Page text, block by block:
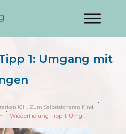
1: Umgang mit
ICH, Zum Selbstsicheren Kind!
Wiederholung Tipp 1: Umgang mit anderen Meinungen